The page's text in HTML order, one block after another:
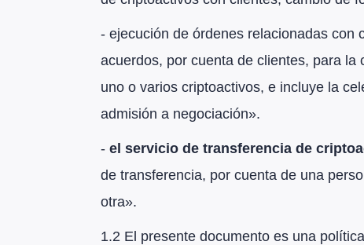
- ejecución de órdenes relacionadas con
acuerdos, por cuenta de clientes, para
uno o varios criptoactivos, e incluye la
admisión a negociación».
- el servicio de transferencia de
de transferencia, por cuenta de una
otra».
1.2 El presente documento es una